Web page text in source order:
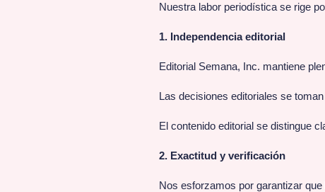
Nuestra labor periodística se rige
1. Independencia editorial
Editorial Semana, Inc. mantiene
Las decisiones editoriales se
El contenido editorial se distingue
2. Exactitud y verificación
Nos esforzamos por garantizar